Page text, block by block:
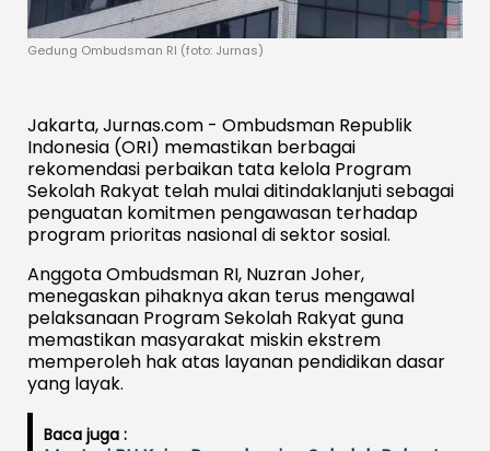
Gedung Ombudsman RI (foto: Jurnas)
Jakarta, Jurnas.com - Ombudsman Republik
Indonesia (ORI) memastikan berbagai
rekomendasi perbaikan tata kelola Program
Sekolah Rakyat telah mulai ditindaklanjuti sebagai
penguatan komitmen pengawasan terhadap
program prioritas nasional di sektor sosial.
Anggota Ombudsman RI, Nuzran Joher,
menegaskan pihaknya akan terus mengawal
pelaksanaan Program Sekolah Rakyat guna
memastikan masyarakat miskin ekstrem
memperoleh hak atas layanan pendidikan dasar
yang layak.
Baca juga :